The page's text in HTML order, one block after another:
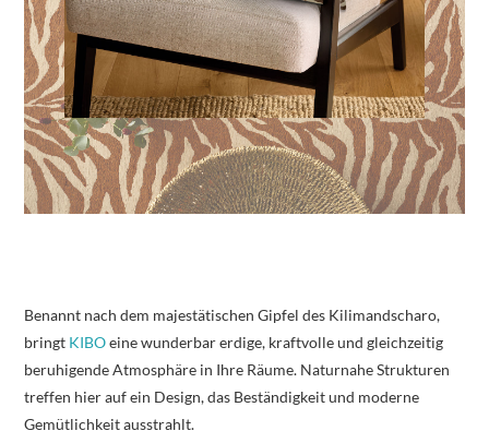
Benannt nach dem majestätischen Gipfel des Kilimandscharo,
bringt KIBOeine wunderbar erdige, kraftvolle und gleichzeitig
beruhigende Atmosphäre in Ihre Räume. Naturnahe Strukturen
treffen hier auf ein Design, das Beständigkeit und moderne
Gemütlichkeit ausstrahlt.